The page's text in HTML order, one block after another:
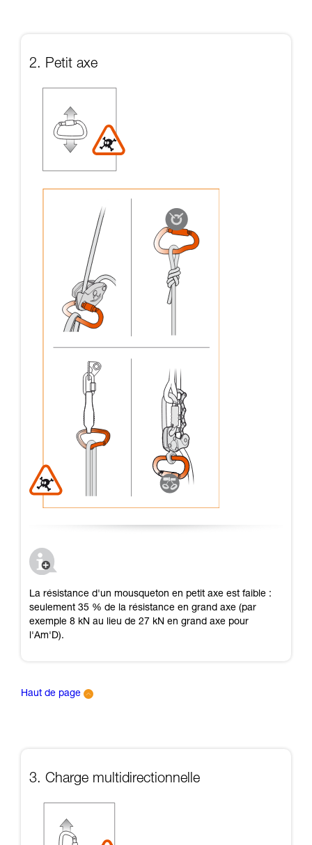
2. Petit axe
La résistance d'un mousqueton en petit axe est faible :
seulement 35 % de la résistance en grand axe (par
exemple 8 kN au lieu de 27 kN en grand axe pour
l'Am'D).
Haut de page
3. Charge multidirectionnelle